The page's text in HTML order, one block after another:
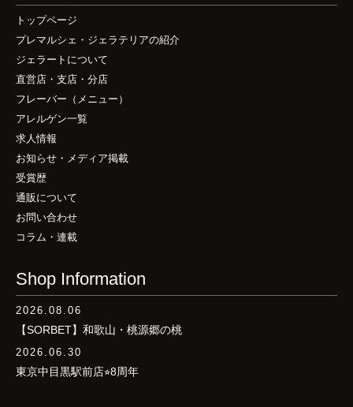
トップページ
プレマルシェ・ジェラテリアの紹介
ジェラートについて
直営店・支店・分店
フレーバー（メニュー）
アレルゲン一覧
求人情報
お知らせ・メディア掲載
受賞歴
通販について
お問い合わせ
コラム・連載
Shop Information
2026.08.06
【SORBET】和歌山・桃源郷の桃
2026.06.30
東京中目黒駅前店⭐︎8周年